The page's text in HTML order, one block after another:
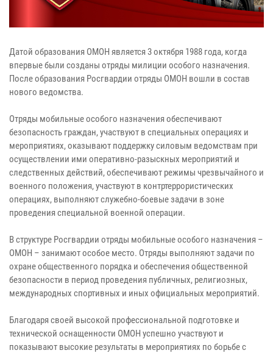
Датой образования ОМОН является 3 октября 1988 года, когда
впервые были созданы отряды милиции особого назначения.
После образования Росгвардии отряды ОМОН вошли в состав
нового ведомства.
Отряды мобильные особого назначения обеспечивают
безопасность граждан, участвуют в специальных операциях и
мероприятиях, оказывают поддержку силовым ведомствам при
осуществлении ими оперативно-разыскных мероприятий и
следственных действий, обеспечивают режимы чрезвычайного и
военного положения, участвуют в контртеррористических
операциях, выполняют служебно-боевые задачи в зоне
проведения специальной военной операции.
В структуре Росгвардии отряды мобильные особого назначения –
ОМОН – занимают особое место. Отряды выполняют задачи по
охране общественного порядка и обеспечения общественной
безопасности в период проведения публичных, религиозных,
международных спортивных и иных официальных мероприятий.
Благодаря своей высокой профессиональной подготовке и
технической оснащенности ОМОН успешно участвуют и
показывают высокие результаты в мероприятиях по борьбе с